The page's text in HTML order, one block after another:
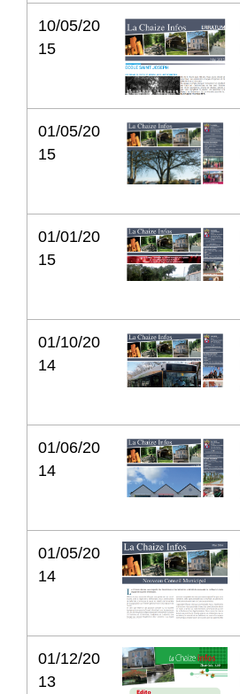
10/05/20
15
01/05/20
15
01/01/20
15
01/10/20
14
01/06/20
14
01/05/20
14
01/12/20
13